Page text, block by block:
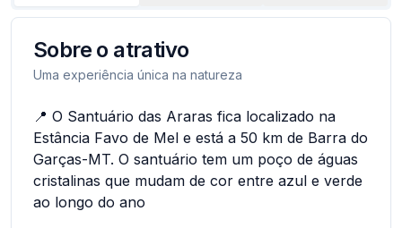
Sobre o atrativo
Uma experiência única na natureza
📍 O Santuário das Araras fica localizado na
Estância Favo de Mel e está a 50 km de Barra do
Garças-MT. O santuário tem um poço de águas
cristalinas que mudam de cor entre azul e verde
ao longo do ano